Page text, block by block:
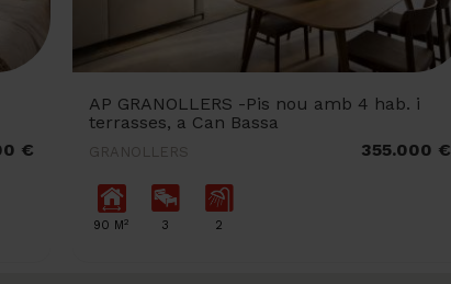
€
AP GRANOLLERS -Pis nou amb 4 hab. i
terrasses, a Can Bassa
GRANOLLERS 355.000 €
90 M2 3 2